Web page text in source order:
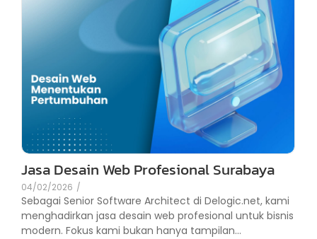
Jasa Desain Web Profesional Surabaya
04/02/2026 /
Sebagai Senior Software Architect di Delogic.net, kami
menghadirkan jasa desain web profesional untuk bisnis
modern. Fokus kami bukan hanya tampilan...